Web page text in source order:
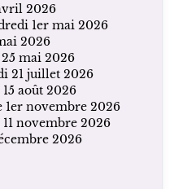
2026
1er mai 2026
2026
mai 2026
21 juillet 2026
août 2026
1er novembre 2026
novembre 2026
2026